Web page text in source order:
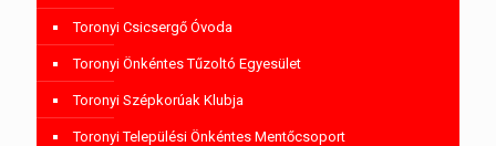
Toronyi Csicsergő Óvoda
Toronyi Önkéntes Tűzoltó Egyesület
Toronyi Szépkorúak Klubja
Toronyi Települési Önkéntes Mentőcsoport